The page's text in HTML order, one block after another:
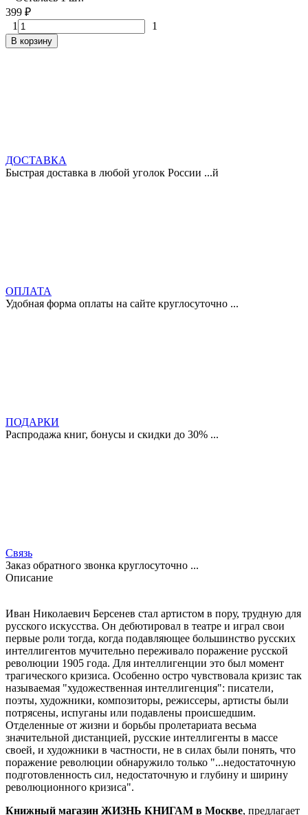
399 ₽
1
1
В корзину
ДОСТАВКА
Быстрая доставка в любой уголок России ...й
ОПЛАТА
Удобная форма оплаты на сайте круглосуточно ...
ПОДАРКИ
Распродажа книг, бонусы и скидки до 30% ...
Связь
Заказ обратного звонка круглосуточно ...
Описание
Иван Николаевич Берсенев стал артистом в пору, трудную для
русского искусства. Он дебютировал в театре и играл свои
первые роли тогда, когда подавляющее большинство русских
интеллигентов мучительно переживало поражение русской
революции 1905 года. Для интеллигенции это был момент
трагического кризиса. Особенно остро чувствовала кризис так
называемая "художественная интеллигенция": писатели,
поэты, художники, композиторы, режиссеры, артисты были
потрясены, испуганы или подавлены происшедшим.
Отделенные от жизни и борьбы пролетариата весьма
значительной дистанцией, русские интеллигенты в массе
своей, и художники в частности, не в силах были понять, что
поражение революции обнаружило только "...недостаточную
подготовленность сил, недостаточную и глубину и ширину
революционного кризиса".
Книжный магазин ЖИЗНЬ КНИГАМ в Москве, предлагает